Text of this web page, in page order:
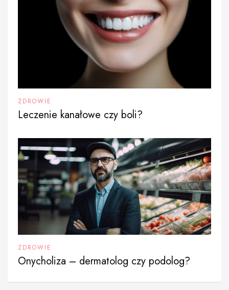
ZDROWIE
Leczenie kanałowe czy boli?
ZDROWIE
Onycholiza – dermatolog czy podolog?